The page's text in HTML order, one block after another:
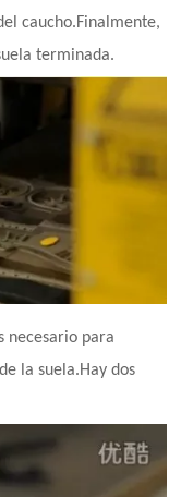
caucho.Finalmente,
terminada.
necesario para
la suela.Hay dos